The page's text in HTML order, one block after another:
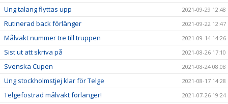
Ung talang flyttas upp 2021-09-29 12:48
Rutinerad back förlänger 2021-09-22 12:47
Målvakt nummer tre till truppen 2021-09-14 14:26
Sist ut att skriva på 2021-08-26 17:10
Svenska Cupen 2021-08-24 08:08
Ung stockholmstjej klar för Telge 2021-08-17 14:28
Telgefostrad målvakt förlänger! 2021-07-26 19:24